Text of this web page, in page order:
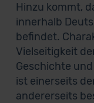
Hinzu kommt,
innerhalb
befindet.
Vielseitigkeit
Geschichte
ist einerseits
andererseits